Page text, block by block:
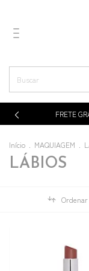
FRETE
Início MAQUIAGEM
LÁBIOS
Ordenar